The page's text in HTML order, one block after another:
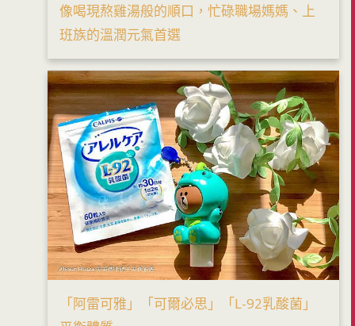
像喝現熬雞湯般的順口，忙碌職場媽媽、上
班族的溫潤元氣首選
「阿雷可雅」「可爾必思」「L-92乳酸菌」